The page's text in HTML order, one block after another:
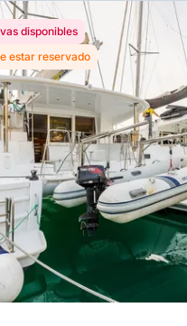
disponibles
estar reservado